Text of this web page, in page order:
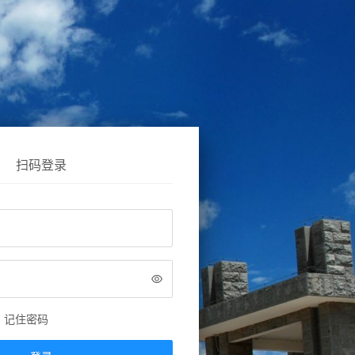
扫码登录
记住密码